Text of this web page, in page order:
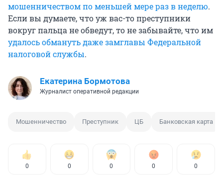
мошенничеством по меньшей мере раз в неделю.
Если вы думаете, что уж вас-то преступники
вокруг пальца не обведут, то не забывайте, что им
удалось обмануть даже замглавы Федеральной
налоговой службы.
Екатерина Бормотова
Журналист оперативной редакции
Мошенничество Преступник ЦБ Банковская карта
0 0 0 0 0